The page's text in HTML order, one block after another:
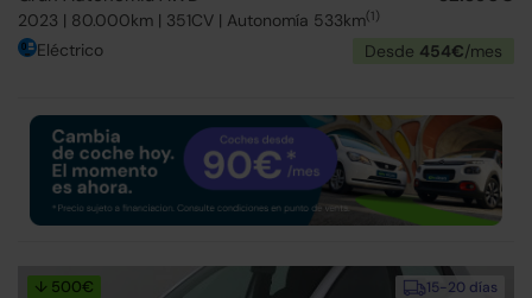
2023 | 80.000km | 351CV | Autonomía 533km(1)
Eléctrico Desde 454€/mes
15-20 días
↓ 500€